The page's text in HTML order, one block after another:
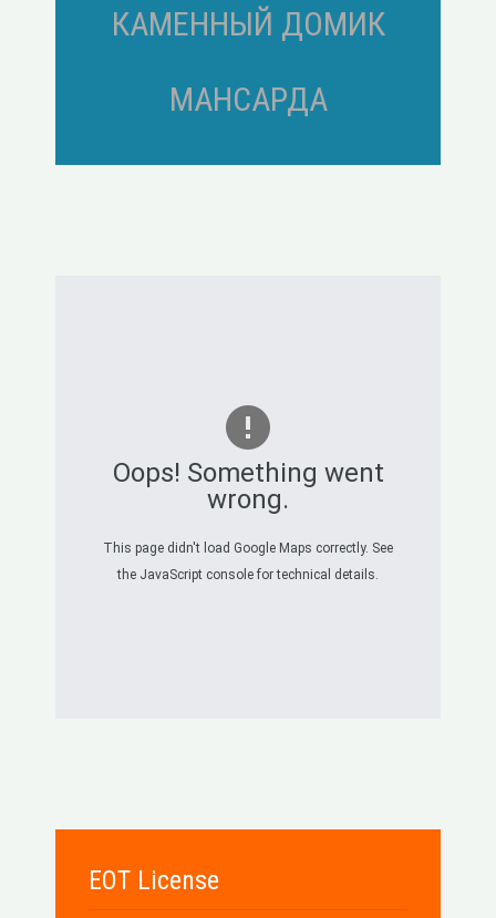
КАМЕННЫЙ ДОМИК
МАНСАРДА
Oops! Something went
wrong.
This page didn't load Google Maps correctly. See
the JavaScript console for technical details.
EOT License